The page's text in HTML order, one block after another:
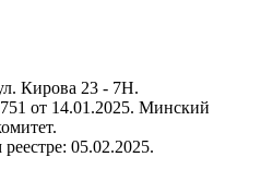
Кирова 23 - 7Н.
от 14.01.2025. Минский
05.02.2025.